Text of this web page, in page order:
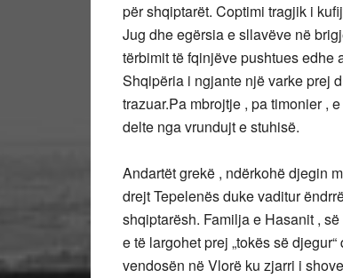
për shqiptarët. Coptimi tragjik i
Jug dhe egërsia e sllavëve në
tërbimit të fqinjëve pushtues edhe
Shqipëria i ngjante një varke prej
trazuar.Pa mbrojtje , pa timonier ,
delte nga vrundujt e stuhisë.
Andartët grekë , ndërkohë djegin
drejt Tepelenës duke vaditur
shqiptarësh. Familja e Hasanit ,
e të largohet prej „tokës së
vendosën në Vlorë ku zjarri i